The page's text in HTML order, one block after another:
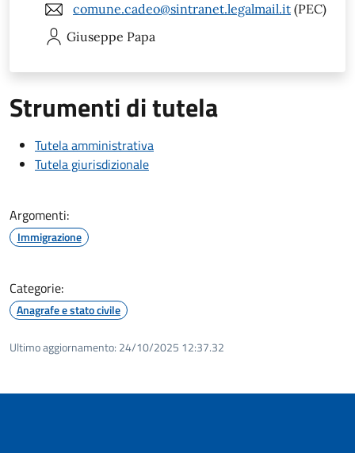
comune.cadeo@sintranet.legalmail.it (PEC)
Giuseppe Papa
Strumenti di tutela
Tutela amministrativa
Tutela giurisdizionale
Argomenti:
Immigrazione
Categorie:
Anagrafe e stato civile
Ultimo aggiornamento: 24/10/2025 12:37.32